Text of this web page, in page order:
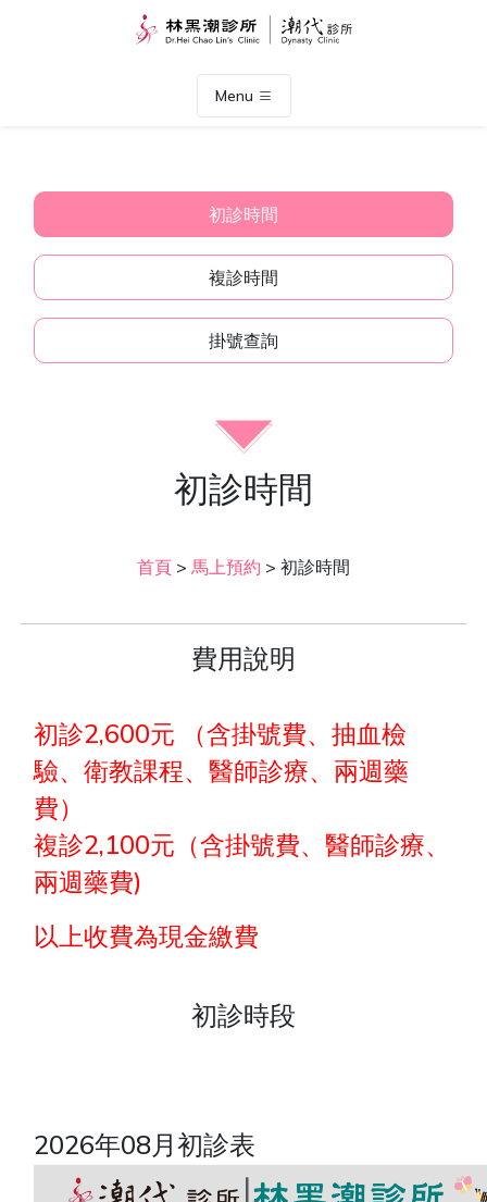
Menu
初診時間
複診時間
掛號查詢
初診時間
首頁 > 馬上預約 > 初診時間
費用說明
初診2,600元 （含掛號費、抽血檢
驗、衛教課程、醫師診療、兩週藥
費）
複診2,100元（含掛號費、醫師診療、
兩週藥費)
以上收費為現金繳費
初診時段
2026年08月初診表